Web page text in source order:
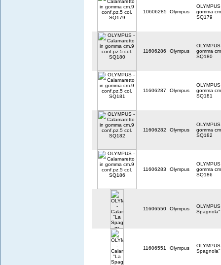
10606285 Olympus
gomma
SQ179
11606286 Olympus
gomma
SQ180
11606287 Olympus
gomma
SQ181
11606282 Olympus
gomma
SQ182
11606283 Olympus
gomma
SQ186
11606550 Olympus
11606551 Olympus